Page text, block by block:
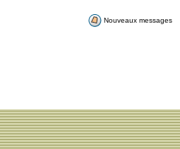
Nouveaux messages